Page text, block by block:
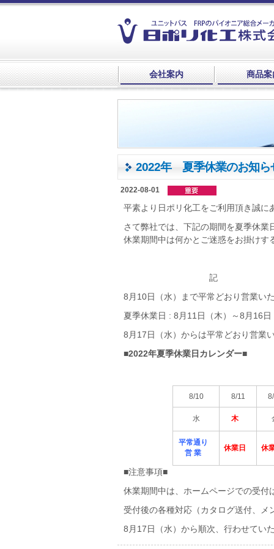
会社案内 商品案
2022年 夏季休業のお知ら
2022-08-01
平素より日ポリ化工をご利用頂き誠に
さて弊社では、下記の期間を夏季休業
休業期間中は何かとご迷惑をお掛けす
記
8月10日（水）まで平常どおり営業いた
夏季休業日 : 8月11日（木）～8月16日
8月17日（水）からは平常どおり営業い
■2022年夏季休業日カレンダー■
8/10 8/11
水 木
平常通り
営 業
休業日 休
■注意事項■
休業期間中は、ホームページでの受付
受付後の各種対応（カタログ送付、メ
8月17日（水）から順次、行わせていた